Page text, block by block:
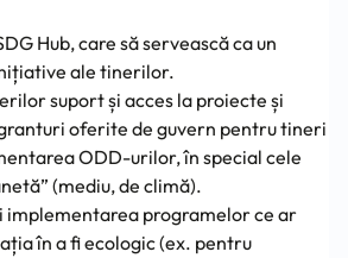
Hub, care să servească ca un
ale tinerilor.
suport și acces la proiecte și
oferite de guvern pentru tineri
ODD-urilor, în special cele
(mediu, de climă).
implementarea programelor ce ar
în a fi ecologic (ex. pentru